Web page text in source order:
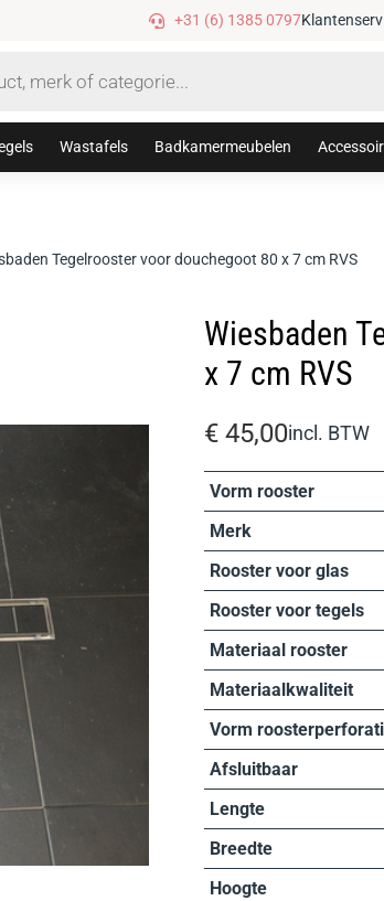
10% korting met code: sanithuis10
+31 (6) 1385 0797
Wastafels Badkamermeubelen
Tegelrooster voor douchegoot 80 x 7 cm RVS
Wiesbaden
x 7 cm RVS
€ 45,00incl. BTW
Vorm rooster
Merk
Rooster voor glas
Rooster voor tegels
Materiaal rooster
Materiaalkwaliteit
Vorm
Afsluitbaar
Lengte
Breedte
Hoogte